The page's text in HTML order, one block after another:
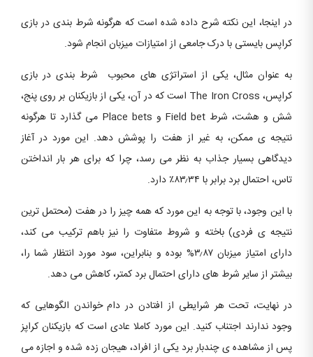
در اینجا، این نکته شرح داده شده است که هرگونه شرط بندی در بازی
کراپس بایستی با درک جامعی از امتیازات میزبان انجام شود.
به عنوان مثال، یکی از استراتژی های محبوب شرط بندی در بازی
کراپس، The Iron Cross است که در آن، یکی از بازیکنان بر روی پنج،
شش و هشت، شرط Field bet و Place bets می گذارد تا هرگونه
نتیجه ی ممکن، به غیر از هفت را پوشش دهد. این مورد در آغاز
دیدگاهی بسیار جذاب به نظر می رسد، چرا که برای هر بار انداختن
تاس، احتمال برد برابر با ۸۳٫۳۴٪ دارد.
با این وجود، با توجه به این مورد که همه چیز را در هفت (محتمل ترین
نتیجه ی فردی) باخته و شروط متفاوت را نیز باهم ترکیب می کند،
دارای امتیاز میزبان ۳٫۸۷% بوده و بنابراین، سود مورد انتظار شما را،
بیشتر از سایر شرط های دارای احتمال برد کمتر، کاهش می دهد.
در نهایت، تحت هر شرایطی از افتادن در دام خواندن الگوهایی که
وجود ندارند اجتناب کنید. این مورد کاملا عادی است که بازیکنان کراپز
پس از مشاهده ی چندبار برد یکی از افراد، هیجان زده شده و اجازه می